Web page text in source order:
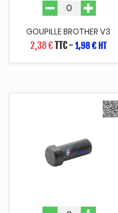
GOUPILLE BROTHER V3
2,38 €TTC-1,98 € HT